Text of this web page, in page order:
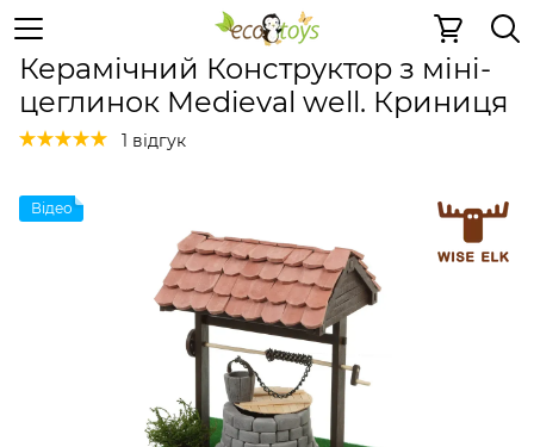
Керамічні конструктори Керамічний Конструктор з
Керамічний Конструктор з міні-
цеглинок Medieval well. Криниця
1 відгук
Відео